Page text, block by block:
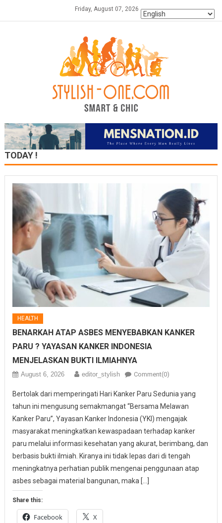
Friday, August 07, 2026
TODAY !
HEALTH
BENARKAH ATAP ASBES MENYEBABKAN KANKER
PARU ? YAYASAN KANKER INDONESIA
MENJELASKAN BUKTI ILMIAHNYA
August 6, 2026 editor_stylish Comment(0)
Bertolak dari memperingati Hari Kanker Paru Sedunia yang
tahun ini mengusung semakmangat “Bersama Melawan
Kanker Paru”, Yayasan Kanker Indonesia (YKI) mengajak
masyarakat meningkatkan kewaspadaan terhadap kanker
paru melalui informasi kesehatan yang akurat, berimbang, dan
berbasis bukti ilmiah. Kiranya ini tidak lepas dari di tengah
meningkatnya perhatian publik mengenai penggunaan atap
asbes sebagai material bangunan, maka […]
Share this:
Facebook X